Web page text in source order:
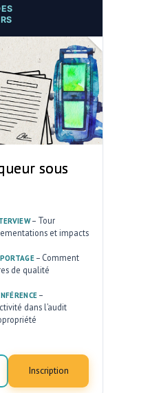
sous
– Tour
et impacts
– Comment
de qualité
–
dans l’audit
Inscription